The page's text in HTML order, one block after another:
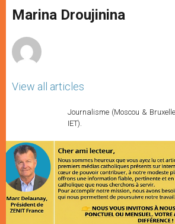
p
p
g
e
o
k
r
Marina Droujinina
View all articles
Journalisme (Moscou &
IET).